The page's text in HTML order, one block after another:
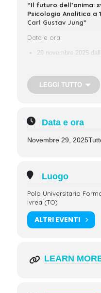
“Il futuro dell’anima:
Psicologia Analitica a
Carl Gustav Jung”
Data e ora:
29 novembre 2025
Polo Universitario
Ivrea (TO)
Iscrizione richiesta:
Saranno rilasciati Crediti
Locandina
LEGGI TUTTO
Data e ora
Novembre 29, 2025
Luogo
Polo Universitario
Ivrea (TO)
ALTRI EVENTI
LEARN